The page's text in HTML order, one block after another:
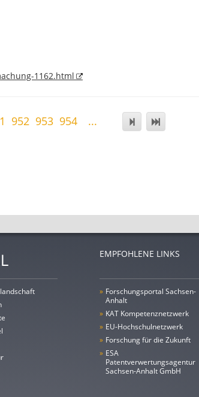
1162.html
952 953 954 ...
EMPFOHLENE LINKS
» Forschungsportal Sachsen-
Anhalt
» KAT Kompetenznetzwerk
» EU-Hochschulnetzwerk
» Forschung für die Zukunft
» ESA
Patentverwertungsagentur
Sachsen-Anhalt GmbH